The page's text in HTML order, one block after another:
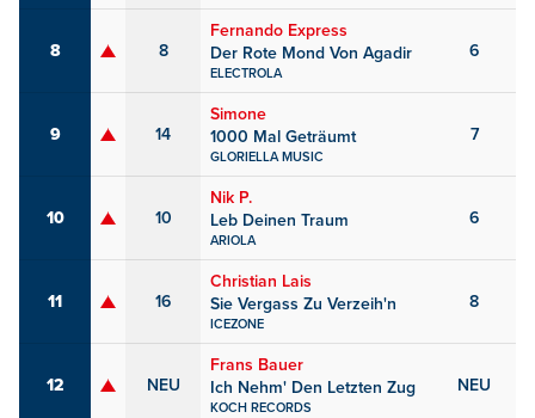
8 8
Fernando Express
Der Rote Mond Von Agadir
ELECTROLA
6
9 14
Simone
1000 Mal Geträumt
GLORIELLA MUSIC
7
10 10
Nik P.
Leb Deinen Traum
ARIOLA
6
11 16
Christian Lais
Sie Vergass Zu Verzeih'n
ICEZONE
8
12 NEU
Frans Bauer
Ich Nehm' Den Letzten Zug
KOCH RECORDS
NEU